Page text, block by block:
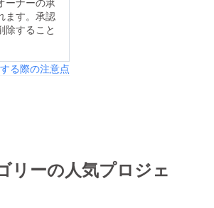
ます。承認
除すること
る際の注意点
リーの人気プロジェ